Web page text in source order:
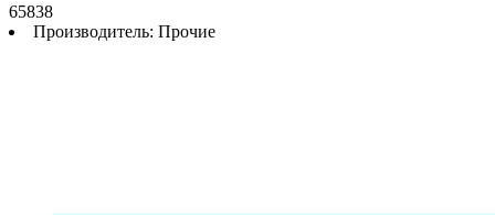
65838
Производитель: Прочие